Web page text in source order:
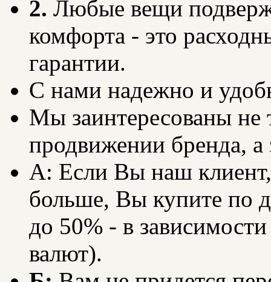
2. Любые вещи
комфорта - это
гарантии.
С нами надежно и
Мы заинтересованы не
продвижении бренда,
А: Если Вы наш клиент,
больше, Вы купите по
до 50% - в
валют).